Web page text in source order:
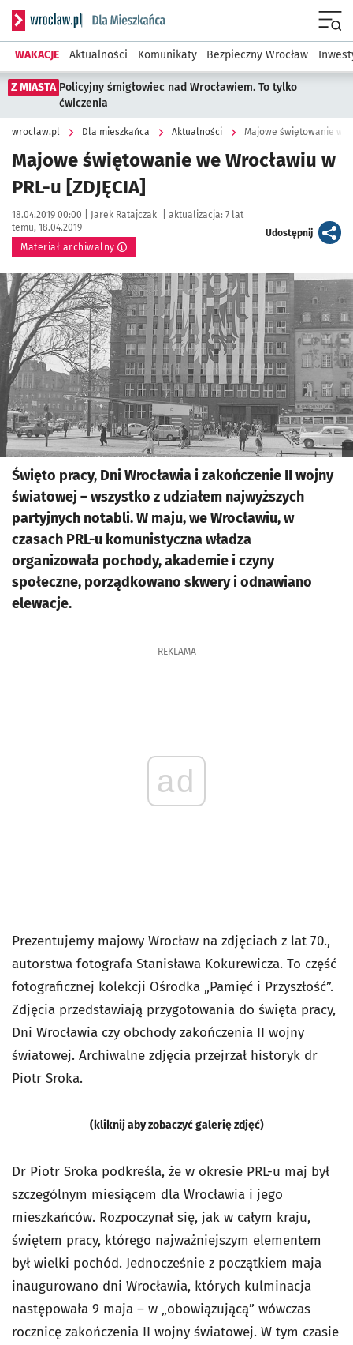
Serwis informacyjny wroclaw.pl podserwis: Dla mieszkańca
WAKACJE Aktualności Komunikaty Bezpieczny Wrocław
Z MIASTA Policyjny śmigłowiec nad Wrocławiem. To tylko
ćwiczenia
wroclaw.pl Dla mieszkańca Aktualności Majowe świętowanie we
Majowe świętowanie we Wrocławiu w
PRL-u [ZDJĘCIA]
Data publikacji:
18.04.2019 00:00 | Autor:
Jarek Ratajczak aktualizacja: 7 lat
temu, 18.04.2019
Materiał archiwalny
Udostępnijartykuł
Kliknij, aby powiększyć
Święto pracy, Dni Wrocławia i zakończenie II wojny
światowej – wszystko z udziałem najwyższych
partyjnych notabli. W maju, we Wrocławiu, w
czasach PRL-u komunistyczna władza
organizowała pochody, akademie i czyny
społeczne, porządkowano skwery i odnawiano
elewacje.
REKLAMA
ad
Prezentujemy majowy Wrocław na zdjęciach z lat 70.,
autorstwa fotografa Stanisława Kokurewicza. To część
fotograficznej kolekcji Ośrodka „Pamięć i Przyszłość”.
Zdjęcia przedstawiają przygotowania do święta pracy,
Dni Wrocławia czy obchody zakończenia II wojny
światowej. Archiwalne zdjęcia przejrzał historyk dr
Piotr Sroka.
(kliknij aby zobaczyć galerię zdjęć)
Dr Piotr Sroka podkreśla, że w okresie PRL-u maj był
szczególnym miesiącem dla Wrocławia i jego
mieszkańców. Rozpoczynał się, jak w całym kraju,
świętem pracy, którego najważniejszym elementem
był wielki pochód. Jednocześnie z początkiem maja
inaugurowano dni Wrocławia, których kulminacja
następowała 9 maja – w „obowiązującą” wówczas
rocznicę zakończenia II wojny światowej. W tym czasie